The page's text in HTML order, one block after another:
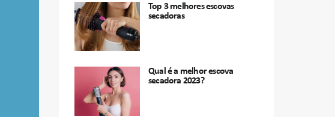
Top 3 melhores escovas
secadoras
Qual é a melhor escova
secadora 2023?